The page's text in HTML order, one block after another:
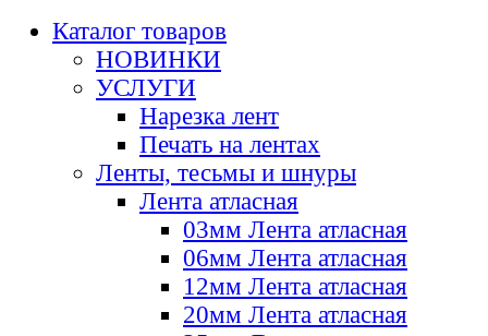
Каталог товаров
НОВИНКИ
УСЛУГИ
Нарезка лент
Печать на лентах
Ленты, тесьмы и шнуры
Лента атласная
03мм Лента атласная
06мм Лента атласная
12мм Лента атласная
20мм Лента атласная